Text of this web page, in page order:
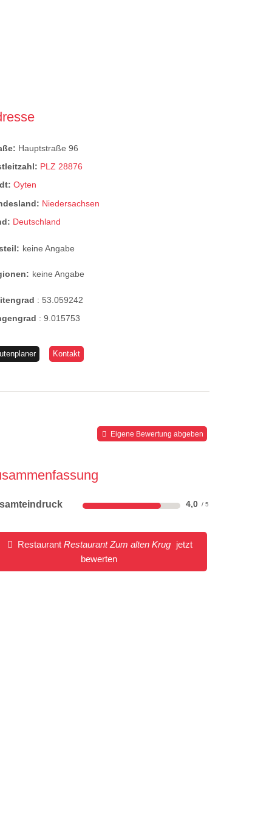
Hauptstraße 96
PLZ 28876
Oyten
Niedersachsen
Deutschland
keine Angabe
keine Angabe
:53.059242
:9.015753
Kontakt
Eigene Bewertung abgeben
4,0
RestaurantRestaurant Zum alten Krug jetzt
bewerten